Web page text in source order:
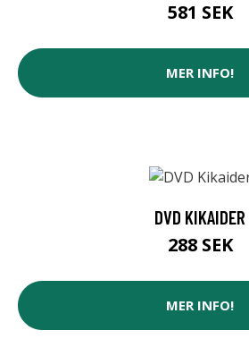
581 SEK
MER INFO!
DVD KIKAIDER
288 SEK
MER INFO!